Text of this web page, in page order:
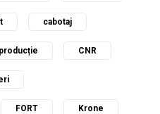
cabotaj
producție CNR
FORT Krone